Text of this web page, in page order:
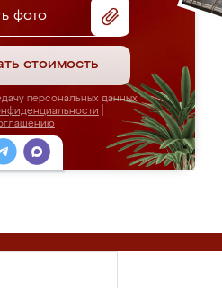
фото
стоимость
персональных данных